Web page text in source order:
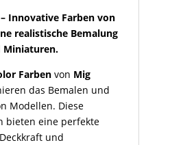
Innovative Farben von
realistische Bemalung
Miniaturen.
Farbenvon Mig
das Bemalen und
Modellen. Diese
bieten eine perfekte
und